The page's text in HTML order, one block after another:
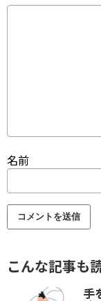
名前
こんな記事も
手